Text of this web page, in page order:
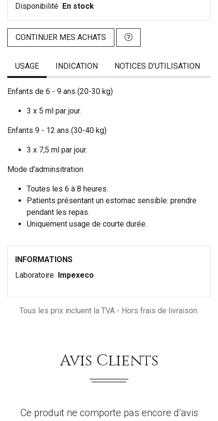
Disponibilité En stock
CONTINUER MES ACHATS
USAGE INDICATION NOTICES D’UTILISATION
Enfants de 6 - 9 ans (20-30 kg)
3 x 5 ml par jour.
Enfants 9 - 12 ans (30-40 kg)
3 x 7,5 ml par jour.
Mode d'adminsitration
Toutes les 6 à 8 heures.
Patients présentant un estomac sensible: prendre
pendant les repas.
Uniquement usage de courte durée.
INFORMATIONS
Laboratoire
Impexeco
Tous les prix incluent la TVA - Hors frais de livraison.
Avis Clients
Ce produit ne comporte pas encore d’avis